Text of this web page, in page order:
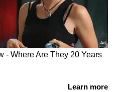
സ്വര്‍ണത്തിന് 320
44,760 രൂപ
മാറ്റമില്ലാതെ
രൂപ
സ്വര്‍ണത്തിന് 480 രൂപ
രൂപ